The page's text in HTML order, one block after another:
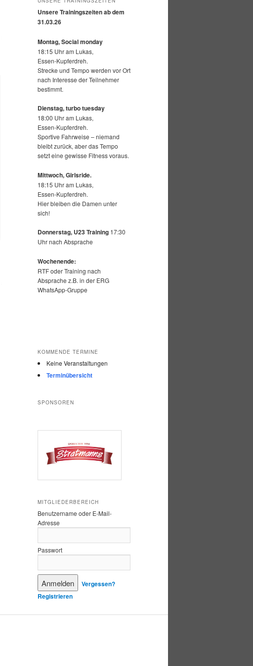
Unsere Trainingszeiten ab dem
31.03.26
Montag, Social monday
18:15 Uhr am Lukas,
Essen-Kupferdreh.
Strecke und Tempo werden vor Ort
nach Interesse der Teilnehmer
bestimmt.
Dienstag, turbo tuesday
18:00 Uhr am Lukas,
Essen-Kupferdreh.
Sportive Fahrweise – niemand
bleibt zurück, aber das Tempo
setzt eine gewisse Fitness voraus.
Mittwoch,Girlsride.
18:15 Uhr am Lukas,
Essen-Kupferdreh.
Hier bleiben die Damen unter
sich!
Donnerstag, U23 Training 17:30
Uhr nach Absprache
Wochenende:
RTF oder Training nach
Absprache z.B. in der ERG
WhatsApp-Gruppe
KOMMENDE TERMINE
Keine Veranstaltungen
Terminübersicht
SPONSOREN
MITGLIEDERBEREICH
Benutzername oder E-Mail-
Adresse
Passwort
Vergessen?
Registrieren